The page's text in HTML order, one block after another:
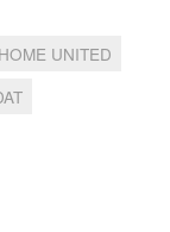
HOME UNITED